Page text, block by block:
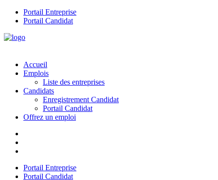
Portail Entreprise
Portail Candidat
Accueil
Emplois
Liste des entreprises
Candidats
Enregistrement Candidat
Portail Candidat
Offrez un emploi
Portail Entreprise
Portail Candidat